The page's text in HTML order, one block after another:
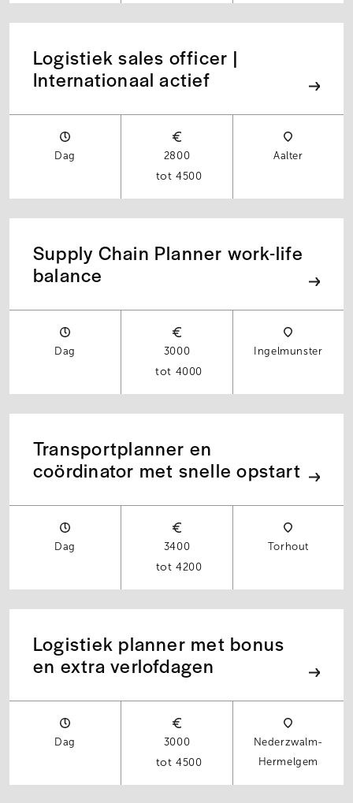
Logistiek sales officer |
Internationaal actief
Dag
2800
4500
Aalter
Supply Chain Planner work-life
balance
Dag
3000
4000
Ingelmunster
Transportplanner en
coördinator met snelle opstart
Dag
3400
4200
Torhout
Logistiek planner met bonus
en extra verlofdagen
Dag
3000
4500
Nederzwalm-
Hermelgem